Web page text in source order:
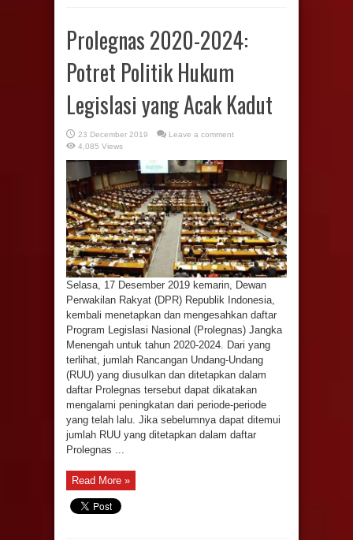
Prolegnas 2020-2024:
Potret Politik Hukum
Legislasi yang Acak Kadut
23 December 2019
Leave a comment
4,085 Views
Selasa, 17 Desember 2019 kemarin, Dewan
Perwakilan Rakyat (DPR) Republik Indonesia,
kembali menetapkan dan mengesahkan daftar
Program Legislasi Nasional (Prolegnas) Jangka
Menengah untuk tahun 2020-2024. Dari yang
terlihat, jumlah Rancangan Undang-Undang
(RUU) yang diusulkan dan ditetapkan dalam
daftar Prolegnas tersebut dapat dikatakan
mengalami peningkatan dari periode-periode
yang telah lalu. Jika sebelumnya dapat ditemui
jumlah RUU yang ditetapkan dalam daftar
Prolegnas ...
Read More »